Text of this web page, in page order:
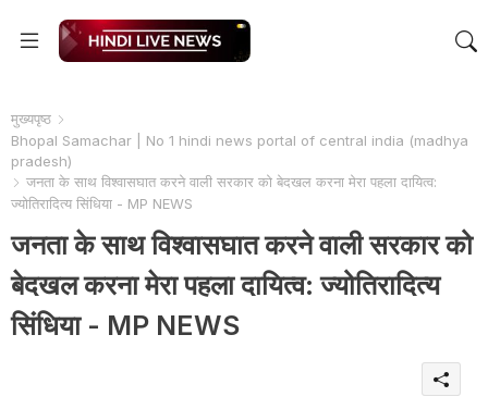
मुख्यपृष्ठ
Bhopal Samachar | No 1 hindi news portal of central india (madhya
pradesh)
जनता के साथ विश्वासघात करने वाली सरकार को बेदखल करना मेरा पहला दायित्व:
ज्योतिरादित्य सिंधिया - MP NEWS
जनता के साथ विश्वासघात करने वाली सरकार को
बेदखल करना मेरा पहला दायित्व: ज्योतिरादित्य
सिंधिया - MP NEWS